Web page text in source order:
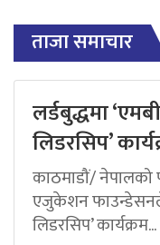
ताजा समाचार
लर्डबुद्धमा
लिडरसिप’
काठमाडौं/
एजुकेशन फाउन्डेसनले
लिडरसिप’ कार्यक्रम...